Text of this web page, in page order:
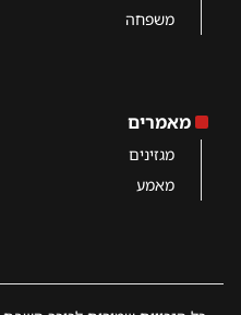
משפחה
מאמרים
מגזינים
מאמע